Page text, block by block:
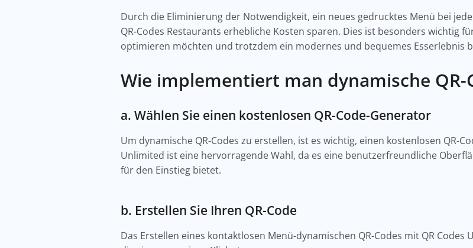
Durch die Eliminierung der Notwendigkeit, ein neues gedrucktes Menü bei
QR-Codes Restaurants erhebliche Kosten sparen. Dies ist besonders wichtig
optimieren möchten und trotzdem ein modernes und bequemes Esserlebnis
Wie implementiert man dynamische QR-
a. Wählen Sie einen kostenlosen QR-Code-Generator
Um dynamische QR-Codes zu erstellen, ist es wichtig, einen kostenlosen QR-
Unlimited ist eine hervorragende Wahl, da es eine benutzerfreundliche
für den Einstieg bietet.
b. Erstellen Sie Ihren QR-Code
Das Erstellen eines kontaktlosen Menü-dynamischen QR-Codes mit QR